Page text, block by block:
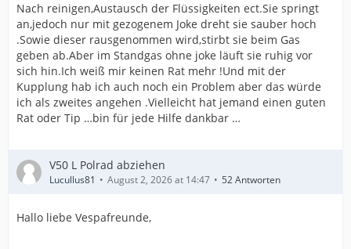
Nach reinigen,Austausch der Flüssigkeiten ect.Sie springt
an,jedoch nur mit gezogenem Joke dreht sie sauber hoch
.Sowie dieser rausgenommen wird,stirbt sie beim Gas
geben ab.Aber im Standgas ohne joke läuft sie ruhig vor
sich hin.Ich weiß mir keinen Rat mehr !Und mit der
Kupplung hab ich auch noch ein Problem aber das würde
ich als zweites angehen .Vielleicht hat jemand einen guten
Rat oder Tip …bin für jede Hilfe dankbar …
V50 L Polrad abziehen
Lucullus81 August 2, 2026 at 14:47 52 Antworten
Hallo liebe Vespafreunde,